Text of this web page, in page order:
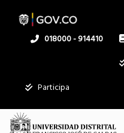
contenido
Linea
018000 - 914410
Participa